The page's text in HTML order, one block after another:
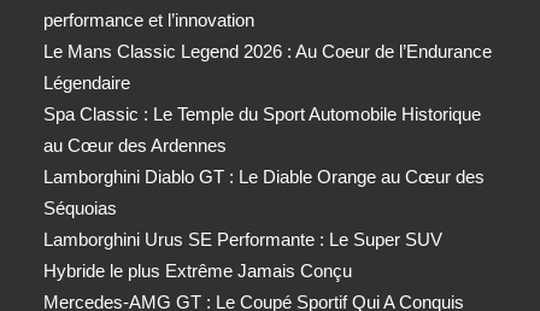
performance et l’innovation
Le Mans Classic Legend 2026 : Au Coeur de l’Endurance
Légendaire
Spa Classic : Le Temple du Sport Automobile Historique
au Cœur des Ardennes
Lamborghini Diablo GT : Le Diable Orange au Cœur des
Séquoias
Lamborghini Urus SE Performante : Le Super SUV
Hybride le plus Extrême Jamais Conçu
Mercedes-AMG GT : Le Coupé Sportif Qui A Conquis